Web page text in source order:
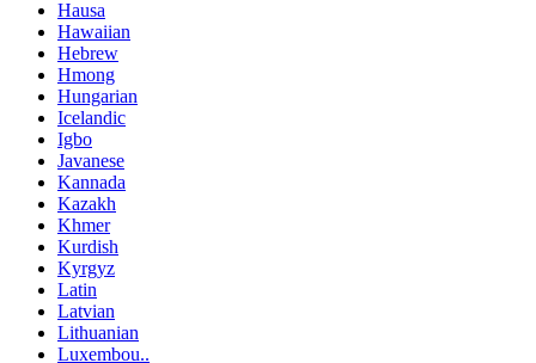
Hausa
Hawaiian
Hebrew
Hmong
Hungarian
Icelandic
Igbo
Javanese
Kannada
Kazakh
Khmer
Kurdish
Kyrgyz
Latin
Latvian
Lithuanian
Luxembou..